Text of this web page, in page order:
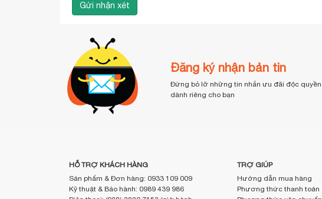
Đăng ký nhận bản tin
Đừng bỏ lỡ những tin nhắn ưu đãi độc quyền
dành riêng cho bạn
HỖ TRỢ KHÁCH HÀNG
Sản phẩm & Đơn hàng: 0933 109 009
Kỹ thuật & Bảo hành: 0989 439 986
TRỢ GIÚP
Hướng dẫn mua hàng
Phương thức thanh toán